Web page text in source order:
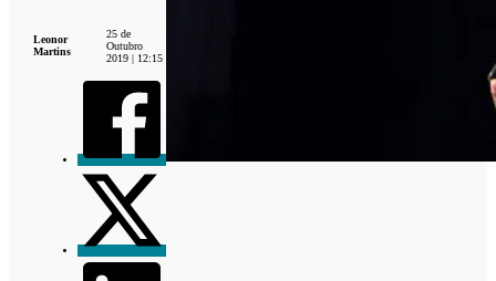
Leonor
Martins
25 de
Outubro
2019 | 12:15